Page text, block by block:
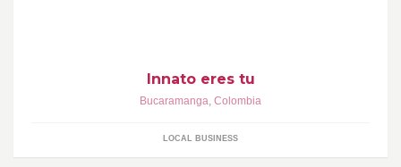
Innato eres tu
Bucaramanga, Colombia
LOCAL BUSINESS